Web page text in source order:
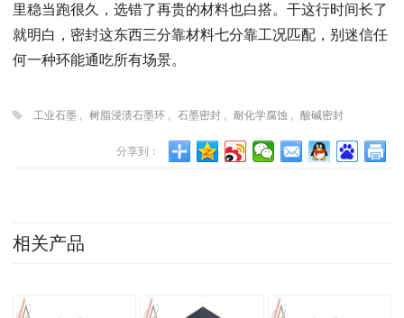
里稳当跑很久，选错了再贵的材料也白搭。干这行时间长了
就明白，密封这东西三分靠材料七分靠工况匹配，别迷信任
何一种环能通吃所有场景。
工业石墨 树脂浸渍石墨环, 石墨密封, 耐化学腐蚀 酸碱密封
分享到：
相关产品